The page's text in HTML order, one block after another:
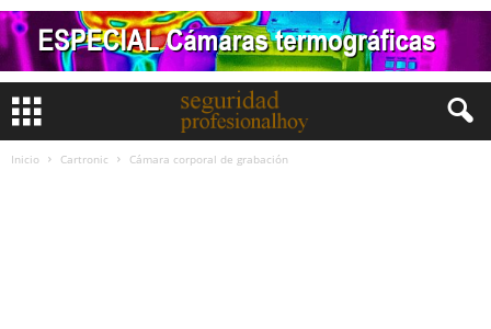
Inicio Cartronic Cámara corporal de grabación